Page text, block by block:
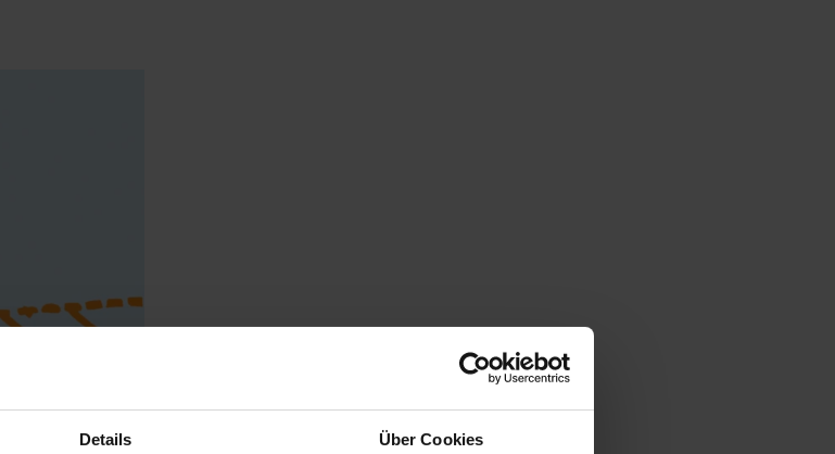
Details Über Cookies